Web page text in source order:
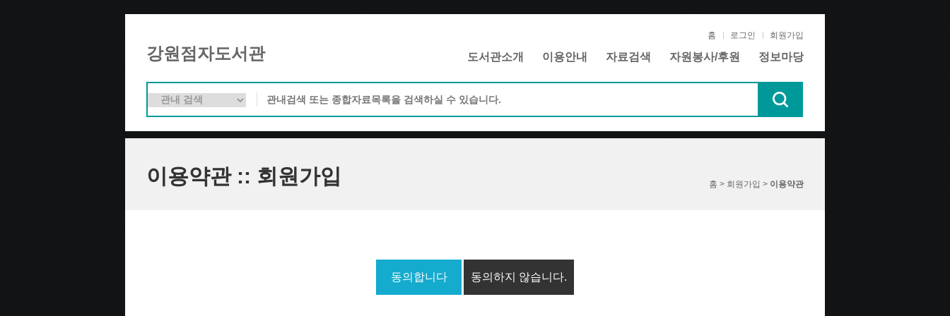
강원점자도서관
홈 로그인 회원가입
도서관소개 이용안내 자료검색 자원봉사/후원 정보마당
이용약관 :: 회원가입 홈 > 회원가입 > 이용약관